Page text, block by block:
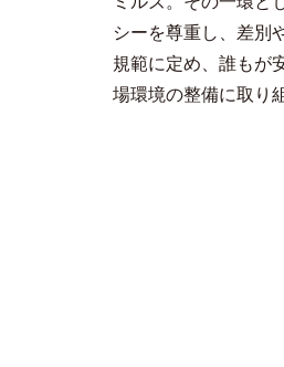
シーを尊重し、差別
規範に定め、誰もが
場環境の整備に取り